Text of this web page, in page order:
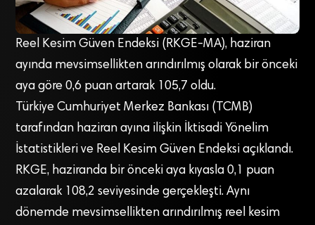
Reel Kesim Güven Endeksi (RKGE-MA), haziran
ayında mevsimsellikten arındırılmış olarak bir önceki
aya göre 0,6 puan artarak 105,7 oldu.
Türkiye Cumhuriyet Merkez Bankası (TCMB)
tarafından haziran ayına ilişkin İktisadi Yönelim
İstatistikleri ve Reel Kesim Güven Endeksi açıklandı.
RKGE, haziranda bir önceki aya kıyasla 0,1 puan
azalarak 108,2 seviyesinde gerçekleşti. Aynı
dönemde mevsimsellikten arındırılmış reel kesim